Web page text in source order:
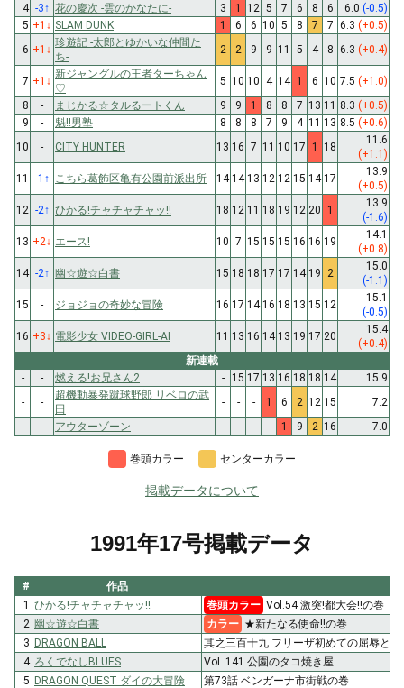
4 -3↑ 花の慶次 -雲のかなたに- 3 1 12 5 7 6 8 6 6.0 (-0.5)
5 +1 ↓ SLAM DUNK 1 6 6 10 5 8 7 7 6.3 (+0.5)
6 +1 ↓
珍遊記 -太郎とゆかいな仲間た
ち-
2 2 9 9 11 5 4 8 6.3 (+0.4)
7 +1 ↓
新ジャングルの王者ターちゃん
♡
5 10 10 4 14 1 6 10 7.5 (+1.0)
8
- まじかる☆タルるートくん 9 9 1 8 8 7 13 11 8.3 (+0.5)
9
- 魁!!男塾 8 8 8 7 9 4 11 13 8.5 (+0.6)
10
- CITY HUNTER 13 16 7 11 10 17 1 18
11.6
(+1.1)
11
-1 ↑ こちら葛飾区亀有公園前派出所 14 14 13 12 12 15 14 17
13.9
(+0.5)
12 -2↑ ひかる!チャチャチャッ!! 18 12 11 18 19 12 20 1
13.9
(-1.6)
13 +2↓ エース! 10 7 15 15 15 16 16 19
14.1
(+0.8)
14 -2↑ 幽☆遊☆白書 15 18 18 17 17 14 19 2
15.0
(-1.1)
15
- ジョジョの奇妙な冒険 16 17 14 16 18 13 15 12
15.1
(-0.5)
16 +3↓ 電影少女 VIDEO-GIRL-AI 11 13 16 14 13 19 17 20
15.4
(+0.4)
新連載
-
- 燃える!お兄さん2 - 15 17 13 16 18 18 14
15.9
-
-
超機動暴発蹴球野郎 リベロの武
田
- - - 1 6 2 12 15
7.2
-
- アウターゾーン - - - - 1 9 2 16 7.0
巻頭カラー センターカラー
掲載データについて
1991年17号掲載データ
#
作品
1 ひかる!チャチャチャッ!! 巻頭カラー Vol.54 激突!都大会!!の巻
2 幽☆遊☆白書 カラー ★新たなる使命!!の巻
3 DRAGON BALL
其之三百十九 フリーザ初めての屈辱と絶
4 ろくでなしBLUES
VoL.141 公園のタコ焼き屋
5 DRAGON QUEST ダイの大冒険
第73話 ベンガーナ市街戦の巻